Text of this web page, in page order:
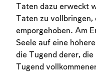
Taten dazu erweckt
Taten zu vollbringen,
emporgehoben. Am
Seele auf eine
die Tugend derer,
Tugend